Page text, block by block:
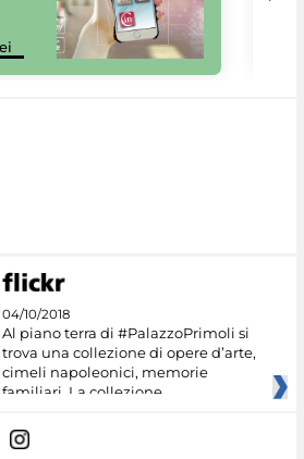
04/10/2018
Al piano terra di #PalazzoPrimoli si
trova una collezione di opere d’arte,
cimeli napoleonici, memorie
familiari. La collezione